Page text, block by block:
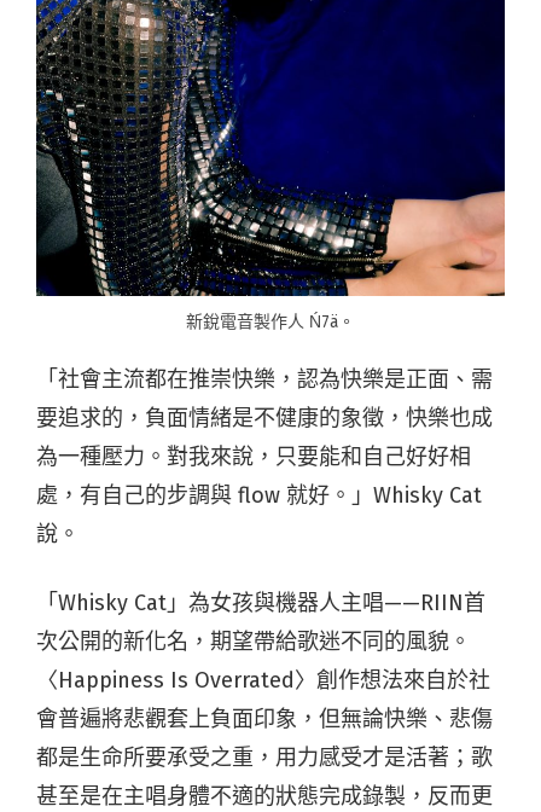
新銳電音製作人 Ń7ä。
「社會主流都在推崇快樂，認為快樂是正面、需
要追求的，負面情緒是不健康的象徵，快樂也成
為一種壓力。對我來說，只要能和自己好好相
處，有自己的步調與 flow 就好。」Whisky Cat
說。
「Whisky Cat」為女孩與機器人主唱——RIIN首
次公開的新化名，期望帶給歌迷不同的風貌。
〈Happiness Is Overrated〉創作想法來自於社
會普遍將悲觀套上負面印象，但無論快樂、悲傷
都是生命所要承受之重，用力感受才是活著；歌
甚至是在主唱身體不適的狀態完成錄製，反而更